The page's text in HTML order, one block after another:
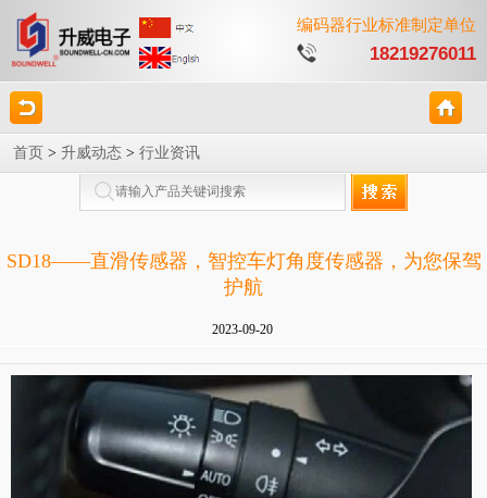
编码器行业标准制定单位
18219276011
首页 > 升威动态 > 行业资讯
SD18——直滑传感器，智控车灯角度传感器，为您保驾
护航
2023-09-20